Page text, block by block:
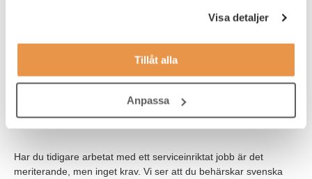
Visa detaljer
Tillåt alla
Anpassa
har lätt att anpassa dig efter olika situationer
ser en långsiktighet med jobbet på Fitness24Seven
är minst 18 år gammal
Har du tidigare arbetat med ett serviceinriktat jobb är det
meriterande, men inget krav. Vi ser att du behärskar svenska